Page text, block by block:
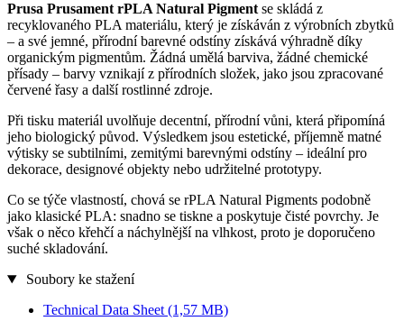
Prusa Prusament rPLA Natural Pigment se skládá z
recyklovaného PLA materiálu, který je získáván z výrobních zbytků
– a své jemné, přírodní barevné odstíny získává výhradně díky
organickým pigmentům. Žádná umělá barviva, žádné chemické
přísady – barvy vznikají z přírodních složek, jako jsou zpracované
červené řasy a další rostlinné zdroje.
Při tisku materiál uvolňuje decentní, přírodní vůni, která připomíná
jeho biologický původ. Výsledkem jsou estetické, příjemně matné
výtisky se subtilními, zemitými barevnými odstíny – ideální pro
dekorace, designové objekty nebo udržitelné prototypy.
Co se týče vlastností, chová se rPLA Natural Pigments podobně
jako klasické PLA: snadno se tiskne a poskytuje čisté povrchy. Je
však o něco křehčí a náchylnější na vlhkost, proto je doporučeno
suché skladování.
Soubory ke stažení
Technical Data Sheet (1,57 MB)